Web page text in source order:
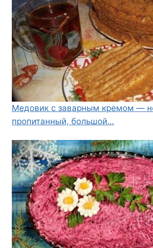
Медовик с заварным кремом —
пропитанный, большой…